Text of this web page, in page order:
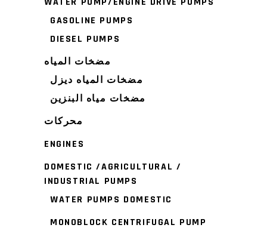
GASOLINE PUMPS
DIESEL PUMPS
مضخات المياه
مضخات المياه ديزل
مضخات مياه البنزين
محركات
ENGINES
DOMESTIC /AGRICULTURAL /
INDUSTRIAL PUMPS
WATER PUMPS DOMESTIC
MONOBLOCK CENTRIFUGAL PUMP